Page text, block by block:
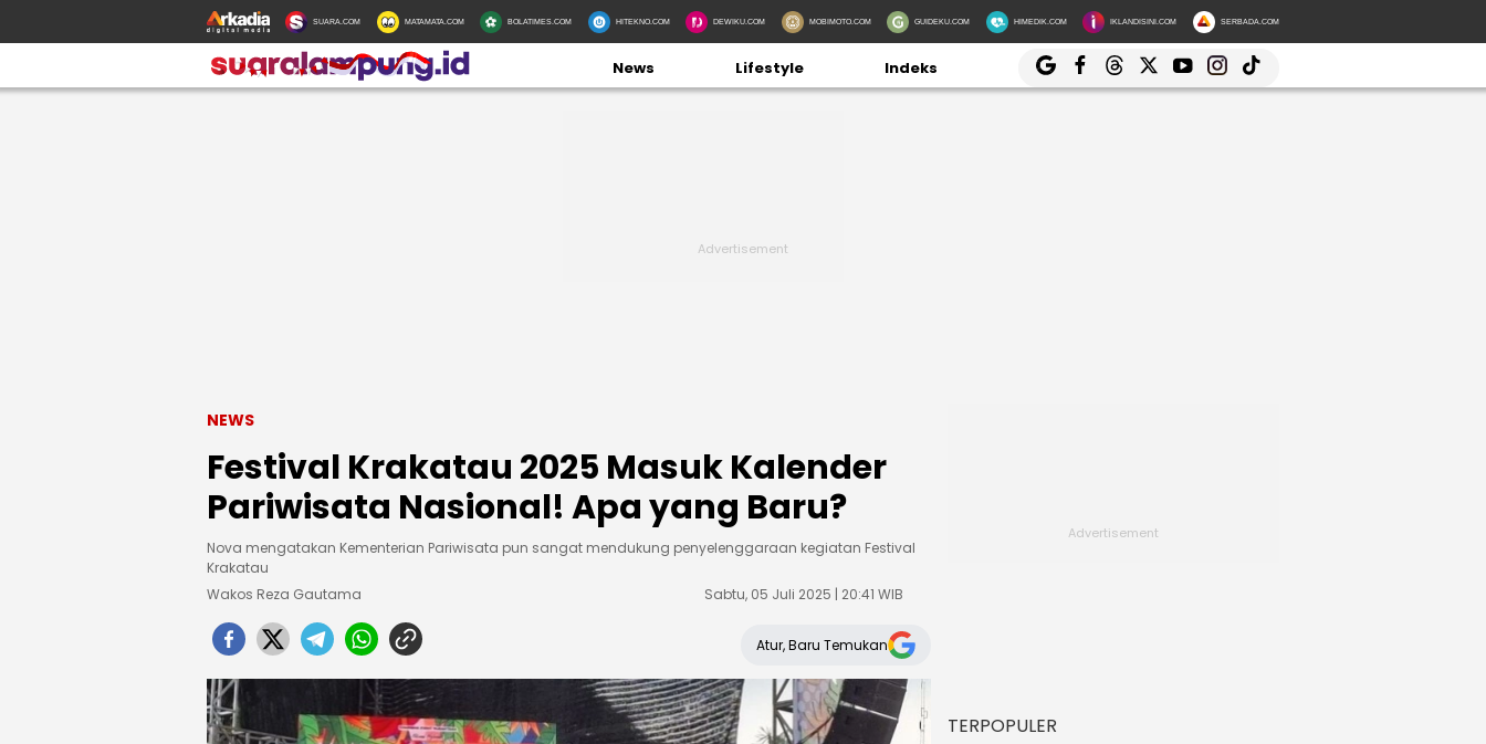
SUARA.COM MATAMATA.COM BOLATIMES.COM HITEKNO.COM DEWIKU.COM MOBIMOTO.COM GUIDEKU.COM HIMEDIK.COM IKLANDISINI.COM SERBADA.COM
News Lifestyle Indeks
NEWS
Festival Krakatau 2025 Masuk Kalender
Pariwisata Nasional! Apa yang Baru?
Nova mengatakan Kementerian Pariwisata pun sangat mendukung penyelenggaraan kegiatan Festival
Krakatau
Wakos Reza Gautama
Sabtu, 05 Juli 2025 | 20:41 WIB
Atur, Baru Temukan
TERPOPULER